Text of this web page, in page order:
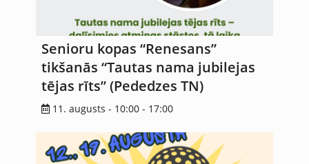
Senioru kopas “Renesans”
tikšanās “Tautas nama jubilejas
tējas rīts” (Pededzes TN)
11. augusts - 10:00 - 17:00